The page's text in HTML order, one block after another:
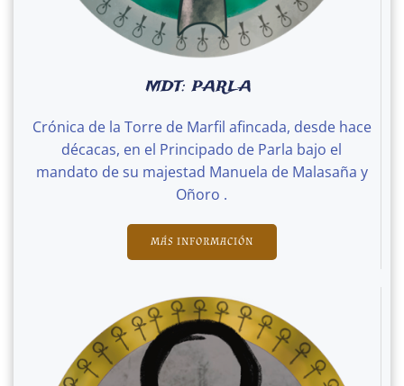
MDT: PARLA
Crónica de la Torre de Marfil afincada, desde hace
décacas, en el Principado de Parla bajo el
mandato de su majestad Manuela de Malasaña y
Oñoro .
MÁS INFORMACIÓN